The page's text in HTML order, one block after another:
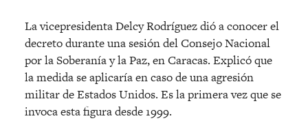
La vicepresidenta Delcy Rodríguez dió a conocer el
decreto durante una sesión del Consejo Nacional
por la Soberanía y la Paz, en Caracas. Explicó que
la medida se aplicaría en caso de una agresión
militar de Estados Unidos. Es la primera vez que se
invoca esta figura desde 1999.